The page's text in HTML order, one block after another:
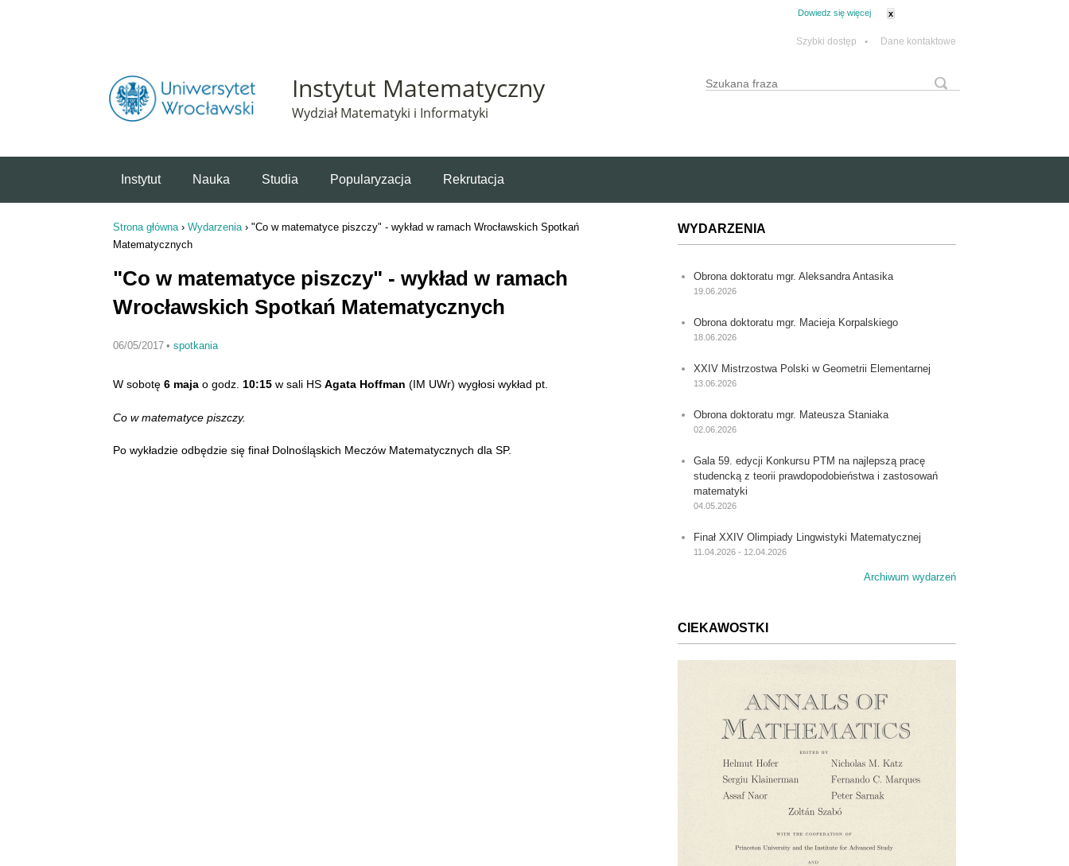
Dowiedz się więcej x
Szybki dostęp • Dane kontaktowe
Instytut Matematyczny
Wydział Matematyki i Informatyki
Formularz wyszukiwania
Wyszukaj
Instytut Nauka Studia Popularyzacja Rekrutacja
Jesteś tutaj
Strona główna› Wydarzenia› "Co w matematyce piszczy" - wykład w ramach Wrocławskich Spotkań
Matematycznych
"Co w matematyce piszczy" - wykład w ramach
Wrocławskich Spotkań Matematycznych
06/05/2017 • spotkania
W sobotę 6 maja o godz. 10:15 w sali HS Agata Hoffman (IM UWr) wygłosi wykład pt.
Co w matematyce piszczy.
Po wykładzie odbędzie się finał Dolnośląskich Meczów Matematycznych dla SP.
WYDARZENIA
Obrona doktoratu mgr. Aleksandra Antasika
19.06.2026
Obrona doktoratu mgr. Macieja Korpalskiego
18.06.2026
XXIV Mistrzostwa Polski w Geometrii Elementarnej
13.06.2026
Obrona doktoratu mgr. Mateusza Staniaka
02.06.2026
Gala 59. edycji Konkursu PTM na najlepszą pracę
studencką z teorii prawdopodobieństwa i zastosowań
matematyki
04.05.2026
Finał XXIV Olimpiady Lingwistyki Matematycznej
11.04.2026 - 12.04.2026
Archiwum wydarzeń
CIEKAWOSTKI